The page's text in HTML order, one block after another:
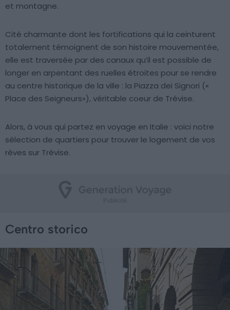
et montagne.
Cité charmante dont les fortifications qui la ceinturent
totalement témoignent de son histoire mouvementée,
elle est traversée par des canaux qu’il est possible de
longer en arpentant des ruelles étroites pour se rendre
au centre historique de la ville : la Piazza dei Signori («
Place des Seigneurs»), véritable coeur de Trévise.
Alors, à vous qui partez en voyage en Italie : voici notre
sélection de quartiers pour trouver le logement de vos
rêves sur Trévise.
Centro storico